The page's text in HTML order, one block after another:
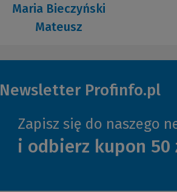
Maria Bieczyński
Mateusz
Newsletter Profinfo.pl
Zapisz się do naszego
i odbierz kupon 50